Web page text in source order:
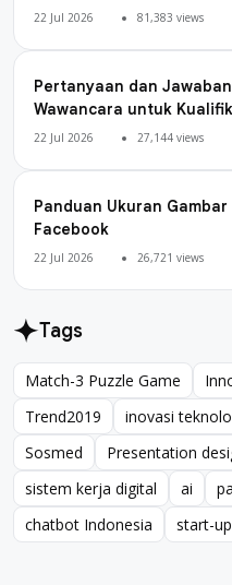
Warna
22 Jul 2026 81,383 views
Pertanyaan dan Jawaban
Wawancara untuk
Digital Marketing
22 Jul 2026 27,144 views
Panduan Ukuran Gambar
Facebook
22 Jul 2026 26,721 views
Tags
Match-3 Puzzle Game
Match-3 Puzzle Game
Trend2019
Trend2019
inovasi
inovasi
Sosmed
Sosmed
Presentation
Presentation
sistem kerja digital
sistem kerja digital
ai
ai
chatbot Indonesia
chatbot Indonesia
start-up
start-up